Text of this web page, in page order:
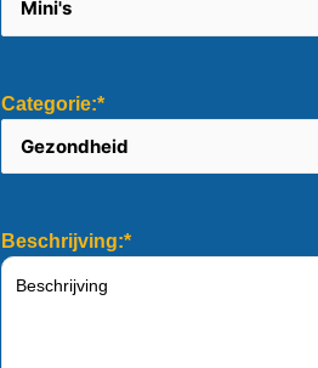
Categorie:*
Beschrijving:*